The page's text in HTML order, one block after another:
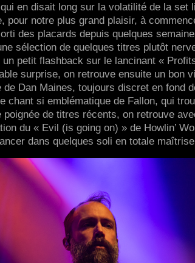
en disait long sur la volatilité de la
pour notre plus grand plaisir, à
des placards depuis quelques
sélection de quelques titres plutôt
petit flashback sur le lancinant «
surprise, on retrouve ensuite un bon
de Dan Maines, toujours discret en fond
chant si emblématique de Fallon, qui
de titres récents, on retrouve
du « Evil (is going on) » de Howlin’
dans quelques soli en totale